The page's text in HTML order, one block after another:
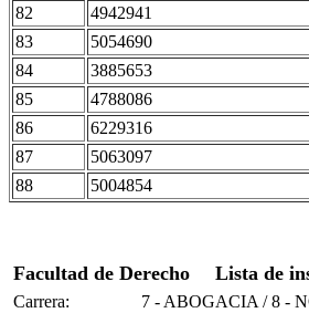
82 4942941
83 5054690
84 3885653
85 4788086
86 6229316
87 5063097
88 5004854
Facultad de Derecho Lista de
Carrera:
7 - ABOGACIA / 8 -